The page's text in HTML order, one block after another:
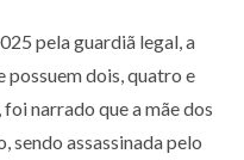
pela guardiã legal, a
possuem dois, quatro e
narrado que a mãe dos
sendo assassinada pelo